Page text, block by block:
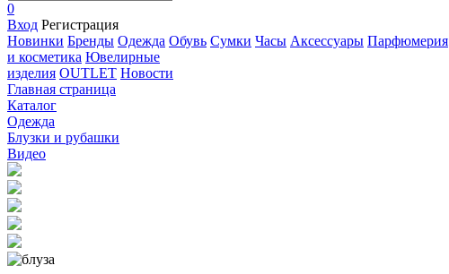
0
Вход Регистрация
Новинки Бренды Одежда Обувь Сумки Часы Аксессуары Парфюмерия
и косметика Ювелирные
изделия OUTLET Новости
Главная страница
Каталог
Одежда
Блузки и рубашки
Видео